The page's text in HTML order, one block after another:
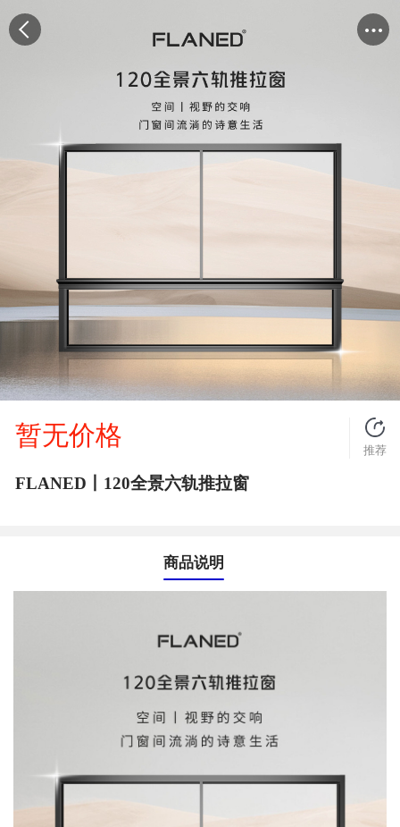
暂无价格
推荐
FLANED丨120全景六轨推拉窗
商品说明